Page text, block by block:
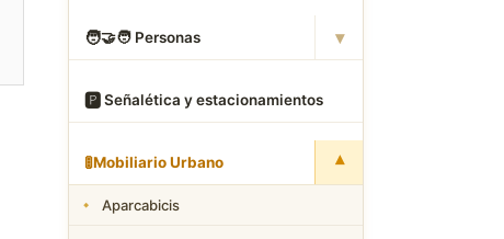
🧑‍🤝‍🧑 Personas ▾
🅿️ Señalética y estacionamientos
🚦Mobiliario Urbano ▾
Aparcabicis